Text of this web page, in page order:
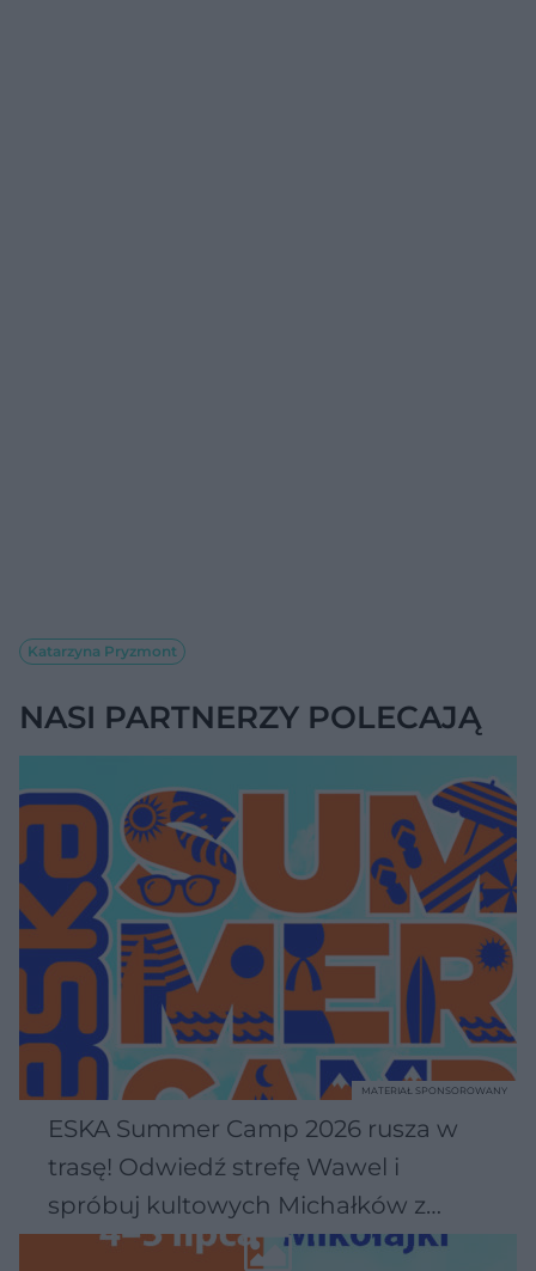
Katarzyna Pryzmont
NASI PARTNERZY POLECAJĄ
ESKA Summer Camp 2026 rusza w
trasę! Odwiedź strefę Wawel i
spróbuj kultowych Michałków z
Wawelu
MATERIAŁ SPONSOROWANY